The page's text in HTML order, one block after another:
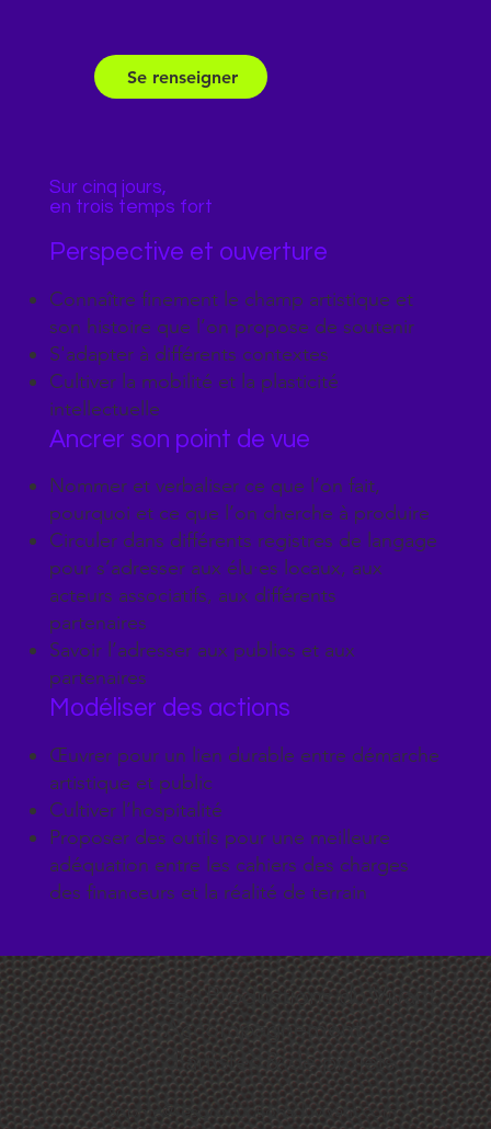
Se renseigner
Sur cinq jours,
en trois temps fort
Perspective et ouverture
Connaître finement le champ artistique et
son histoire que l’on propose de soutenir
S'adapter à différents contextes
Cultiver la mobilité et la plasticité
intellectuelle
Ancrer son point de vue
Nommer et verbaliser ce que l’on fait,
pourquoi et ce que l’on cherche à produire
Circuler dans différents registres de langage
pour s’adresser aux élu·es locaux, aux
acteurs associatifs, aux différents
partenaires
Savoir l’adresser aux publics et aux
partenaires
Modéliser des actions
Œuvrer pour un lien durable entre démarche
artistique et public
Cultiver l’hospitalité
Proposer des outils pour une meilleure
adéquation entre les cahiers des charges
des financeurs et la réalité de terrain
Les Productions du Vivant
Accompagnement
d’artistes & de projets
sophie@lesproductionsduvivant.com